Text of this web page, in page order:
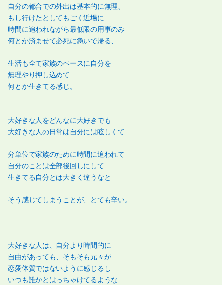
自分の都合での外出は基本的に無理、
もし行けたとしてもごく近場に
時間に追われながら最低限の用事のみ
何とか済ませて必死に急いで帰る、
生活も全て家族のペースに自分を
無理やり押し込めて
何とか生きてる感じ。
大好きな人をどんなに大好きでも
大好きな人の日常は自分には眩しくて
分単位で家族のために時間に追われて
自分のことは全部後回しにして
生きてる自分とは大きく違うなと
そう感じてしまうことが、とても辛い。
大好きな人は、自分より時間的に
自由があっても、そもそも元々が
恋愛体質ではないように感じるし
いつも誰かとはっちゃけてるような